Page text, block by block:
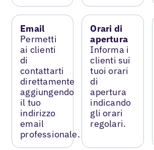
Email
Permetti
ai clienti
di
contattarti
direttamente
aggiungendo
il tuo
indirizzo
email
professionale.
Orari di
apertura
Informa i
clienti sui
tuoi orari
di
apertura
indicando
gli orari
regolari.